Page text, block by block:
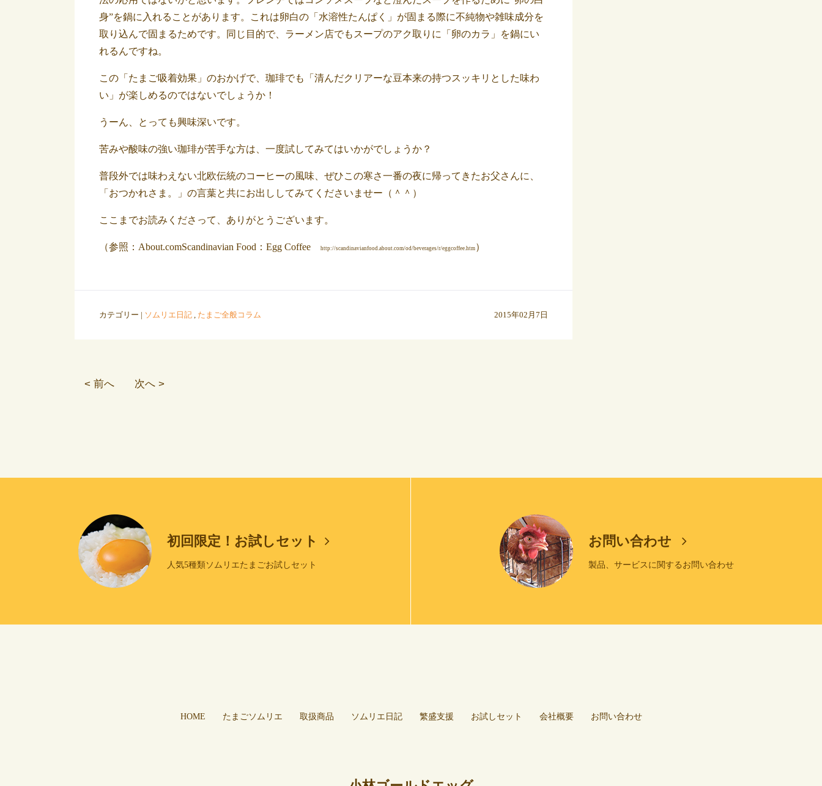
身”を鍋に入れることがあります。これは卵白の「水溶性たんぱく」が固まる際に不純物や雑味成分を
取り込んで固まるためです。
同じ目的で、 ラーメン店でもスープのアク取りに「卵のカラ」を鍋にい
れるんですね。
この「たまご吸着効果」のおかげで、珈琲でも「清んだクリアーな豆本来の持つスッキリとした味わ
い」が楽しめるのではないでしょうか！
うーん、とっても興味深いです。
苦みや酸味の強い珈琲が苦手な方は、一度試してみてはいかがでしょうか？
普段外では味わえない北欧伝統のコーヒーの風味、ぜひこの寒さ一番の夜に帰ってきたお父さんに、
「おつかれさま。」の言葉と共にお出ししてみてくださいませー（＾＾）
ここまでお読みくださって、ありがとうございます。
（参照：About.comScandinavian Food：Egg Coffee http://scandinavianfood.about.com/od/beverages/r/eggcoffee.htm ）
カテゴリー | ソムリエ日記 , たまご全般コラム 2015年02月7日
< 前へ 次へ >
初回限定！お試しセット
人気5種類ソムリエたまごお試しセット
お問い合わせ
製品、サービスに関するお問い合わせ
HOME たまごソムリエ 取扱商品 ソムリエ日記 繁盛支援 お試しセット 会社概要 お問い合わせ